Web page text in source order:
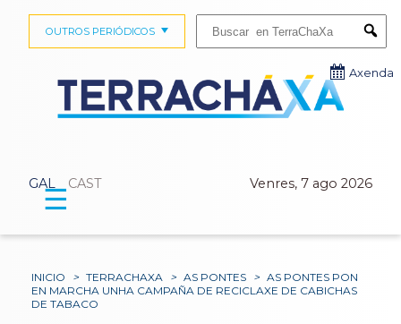
GAL CAST Venres, 7 ago 2026
OUTROS PERIÓDICOS
Axenda
☰
INICIO > TERRACHAXA > AS PONTES > AS PONTES PON
EN MARCHA UNHA CAMPAÑA DE RECICLAXE DE CABICHAS
DE TABACO